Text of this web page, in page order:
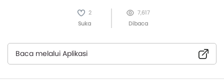
2
Suka
7,617
Dibaca
Baca melalui Aplikasi